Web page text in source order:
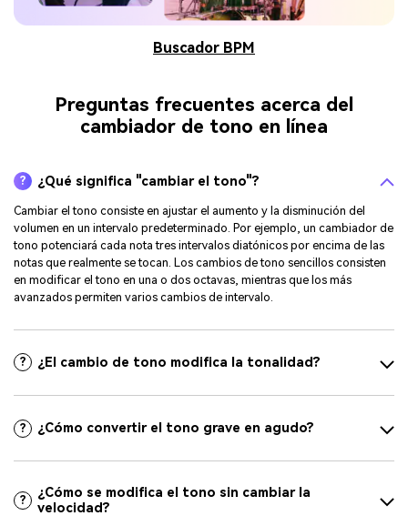
Buscador BPM
Preguntas frecuentes acerca del
cambiador de tono en línea
? ¿Qué significa "cambiar el tono"?
Cambiar el tono consiste en ajustar el aumento y la disminución del
volumen en un intervalo predeterminado. Por ejemplo, un cambiador de
tono potenciará cada nota tres intervalos diatónicos por encima de las
notas que realmente se tocan. Los cambios de tono sencillos consisten
en modificar el tono en una o dos octavas, mientras que los más
avanzados permiten varios cambios de intervalo.
? ¿El cambio de tono modifica la tonalidad?
? ¿Cómo convertir el tono grave en agudo?
?
¿Cómo se modifica el tono sin cambiar la
velocidad?